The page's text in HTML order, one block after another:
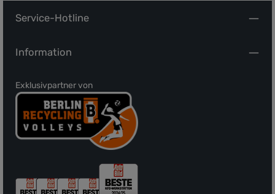
Service-Hotline
Information
Exklusivpartner von